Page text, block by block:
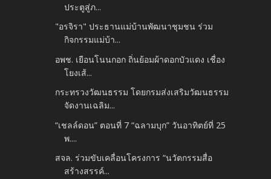
ประตูสู่ภ...
"อรจิรา" ประธานแม่บ้านพัฒนาชุมชน ร่วม
กิจกรรมแม่บ้า...
อพช. เยือนโนนกอก ถิ่นย้อมผ้าดอกบัวแดง เชื่อง
โยงเส้...
กระทรวงวัฒนธรรม โดยกรมส่งเสริมวัฒนธรรม
จัดงานเฉลิม...
“เชลล์ดอน” ตอนที่ 7 “ฉลามบุก” วันอาทิตย์ที่ 25
พ....
สจล. ร่วมขับเคลื่อนโครงการ “นวัตกรรมสื่อ
สร้างสรรค์...